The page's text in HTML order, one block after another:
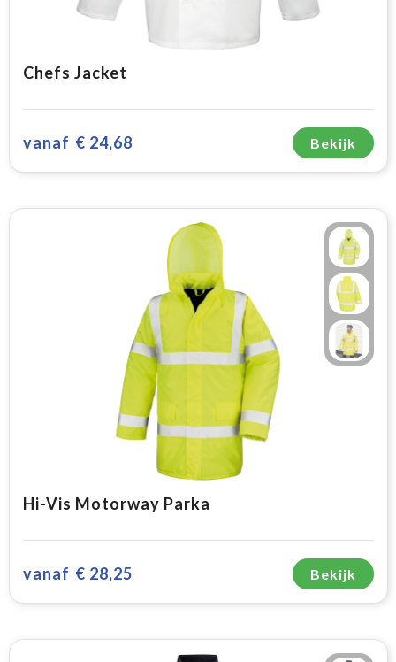
Chefs Jacket
vanaf € 24,68 Bekijk
Hi-Vis Motorway Parka
vanaf € 28,25 Bekijk